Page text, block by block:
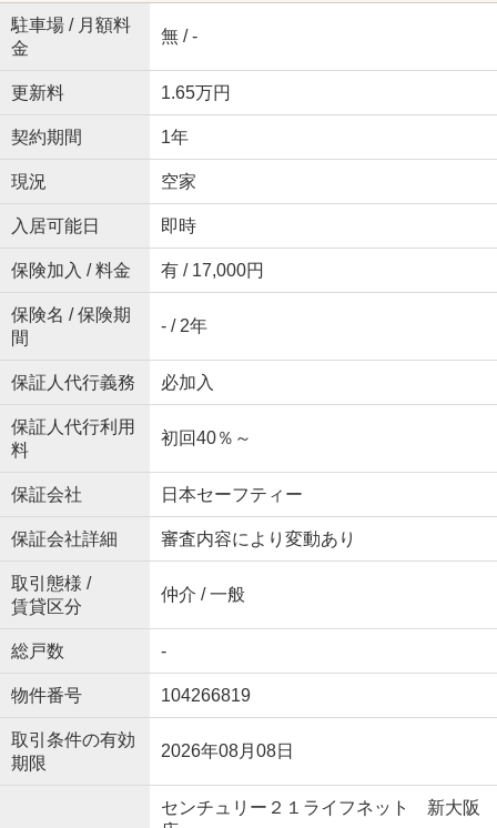
駐車場 / 月額料
金
無 / -
更新料 1.65万円
契約期間 1年
現況 空家
入居可能日 即時
保険加入 / 料金 有 / 17,000円
保険名 / 保険期
間
- / 2年
保証人代行義務 必加入
保証人代行利用
料
初回40％～
保証会社 日本セーフティー
保証会社詳細 審査内容により変動あり
取引態様 /
賃貸区分
仲介 / 一般
総戸数 -
物件番号 104266819
取引条件の有効
期限
2026年08月08日
センチュリー２１ライフネット 新大阪